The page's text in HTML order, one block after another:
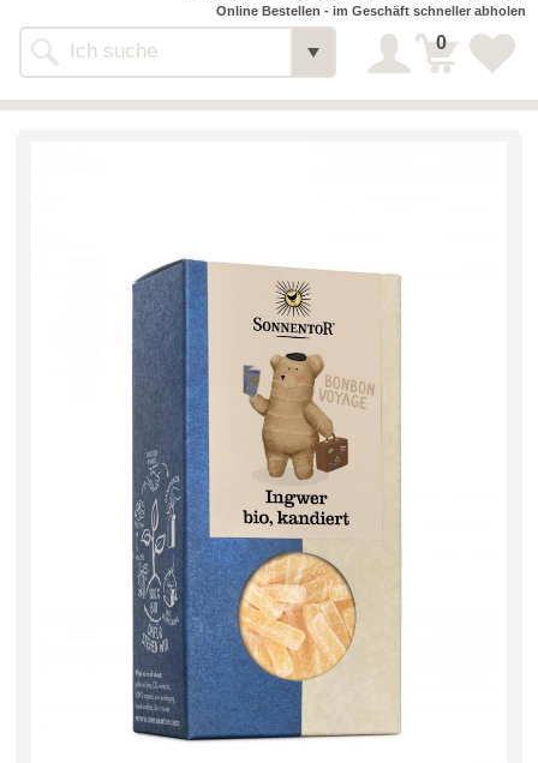
Alle Webseiten
Online Bestellen - im Geschäft schneller abholen
0
>> Bauernmarkt << Detail
Bäckerei-Konditorei-Café
Hofladen Hoffelner
Kuglbauer - Familie Bischof
La Toscana Anita Wolf e.U. Detail
Söllradls Naturkostladen Detail
Stiftsgärtnerei Detail
Weinkellerei Stift
Kremsmünster
Detail
Wildkraut Detail
KATEGORIE